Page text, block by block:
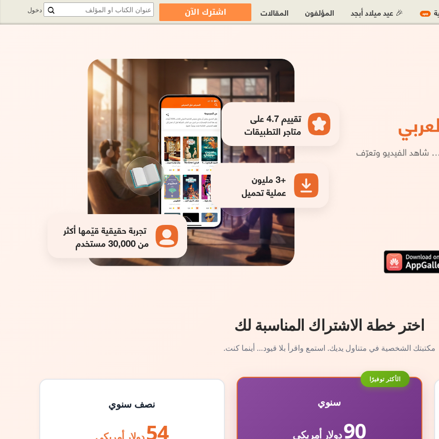
اختر خطة الاشتراك المناسبة لك
مكتبتك الشخصية في متناول يديك. استمع واقرأ بلا قيود… أينما كنت.
الأكثر توفيرًا
سنوي
90دولار أمريكي
نصف سنوي
54
دخول جديد 🎉 عيد ميلاد أبجد المؤلفون المقالات اشترك الآن